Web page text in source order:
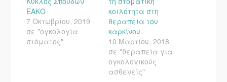
ΕΑΚΟ
7 Οκτωβρίου, 2019
σε "ογκολογία
στόματος"
κοιλότητα στη
θεραπεία του
καρκίνου
10 Μαρτίου, 2018
σε "θεραπεία για
ογκολογικούς
ασθενείς"